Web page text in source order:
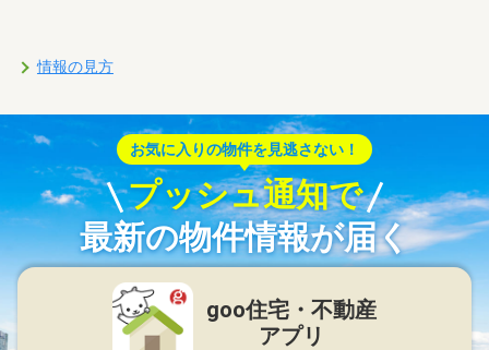
情報の見方
お気に入りの物件を見逃さない！
プッシュ通知で
最新の物件情報が届く
goo住宅・不動産
アプリ